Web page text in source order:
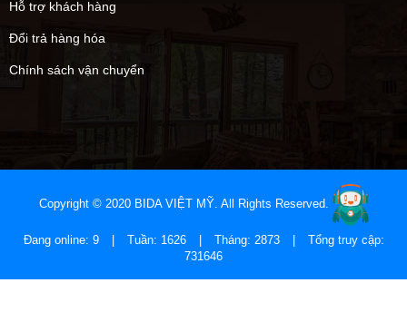
Hỗ trợ khách hàng
Đổi trả hàng hóa
Chính sách vận chuyển
Copyright © 2020 BIDA VIỆT MỸ. All Rights Reserved.
Đang online: 9 Tuần: 1626 Tháng: 2873
Tổng truy cập:
731646